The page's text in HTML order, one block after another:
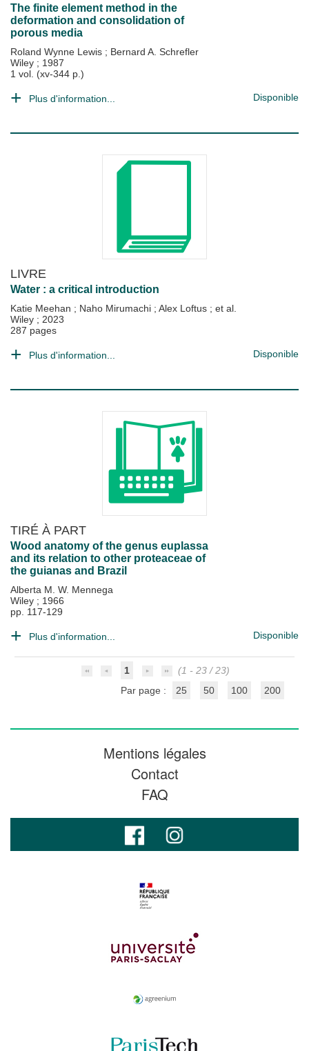
The finite element method in the
deformation and consolidation of
porous media
Roland Wynne Lewis ; Bernard A. Schrefler
Wiley ; 1987
1 vol. (xv-344 p.)
Plus d'information... Disponible
LIVRE
Water : a critical introduction
Katie Meehan ; Naho Mirumachi ; Alex Loftus ; et al.
Wiley ; 2023
287 pages
Plus d'information... Disponible
TIRÉ À PART
Wood anatomy of the genus euplassa
and its relation to other proteaceae of
the guianas and Brazil
Alberta M. W. Mennega
Wiley ; 1966
pp. 117-129
Plus d'information... Disponible
1
(1 - 23 / 23)
Par page :
25 50 100 200
Mentions légales
Contact
FAQ